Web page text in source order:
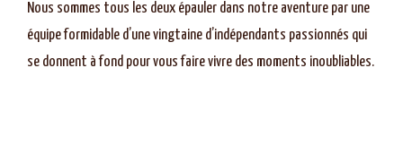
Nous sommes tous les deux épauler dans notre aventure par une
équipe formidable d’une vingtaine d’indépendants passionnés qui
se donnent à fond pour vous faire vivre des moments inoubliables.